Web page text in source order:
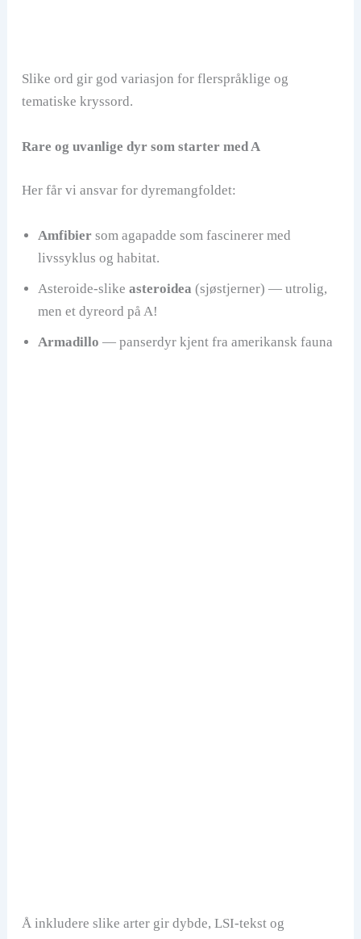
Slike ord gir god variasjon for flerspråklige og
tematiske kryssord.
Rare og uvanlige dyr som starter med A
Her får vi ansvar for dyremangfoldet:
Amfibiersom agapadde som fascinerer med
livssyklus og habitat.
Asteroide-slike asteroidea (sjøstjerner) — utrolig,
men et dyreord på A!
Armadillo — panserdyr kjent fra amerikansk fauna
Å inkludere slike arter gir dybde, LSI-tekst og